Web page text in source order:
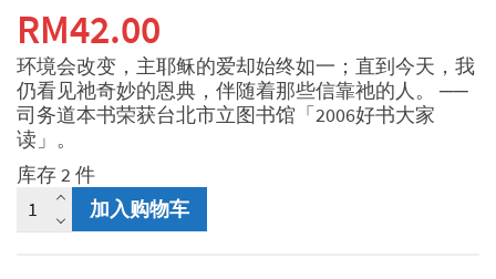
RM42.00
环境会改变，主耶稣的爱却始终如一；直到今天，我
仍看见祂奇妙的恩典，伴随着那些信靠祂的人。 ──
司务道本书荣获台北市立图书馆「2006好书大家
读」。
库存 2 件
安
妮
加入购物车